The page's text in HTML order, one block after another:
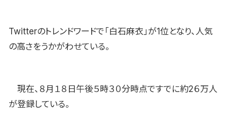
Twitterのトレンドワードで「白石麻衣」が1位となり、人気
の高さをうかがわせている。
現在、８月１８日午後５時３０分時点ですでに約2６万人
が登録している。